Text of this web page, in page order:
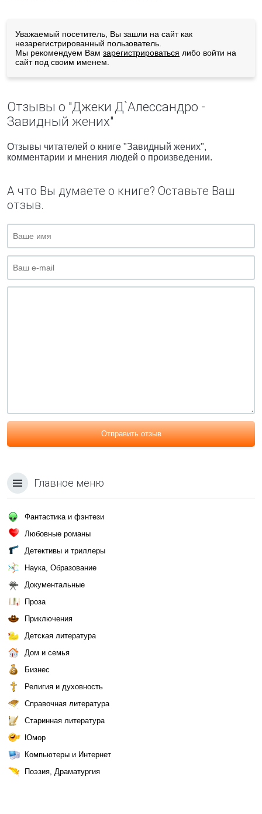
Уважаемый посетитель, Вы зашли на сайт как
незарегистрированный пользователь.
Мы рекомендуем Вам зарегистрироваться либо войти на
сайт под своим именем.
Отзывы о "Джеки Д`Алессандро -
Завидный жених"
Отзывы читателей о книге "Завидный жених",
комментарии и мнения людей о произведении.
А что Вы думаете о книге? Оставьте Ваш
отзыв.
Отправить отзыв
Главное меню
Фантастика и фэнтези
Любовные романы
Детективы и триллеры
Наука, Образование
Документальные
Проза
Приключения
Детская литература
Дом и семья
Бизнес
Религия и духовность
Справочная литература
Старинная литература
Юмор
Компьютеры и Интернет
Поэзия, Драматургия